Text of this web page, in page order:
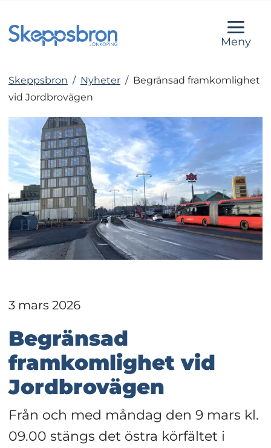
Meny
Skeppsbron / Nyheter / Begränsad framkomlighet
vid Jordbrovägen
3 mars 2026
Begränsad
framkomlighet vid
Jordbrovägen
Från och med måndag den 9 mars kl.
09.00 stängs det östra körfältet i